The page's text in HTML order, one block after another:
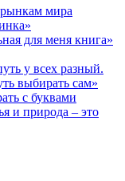
рынкам мира
для меня книга»
у всех разный.
выбирать сам»
с буквами
и природа – это